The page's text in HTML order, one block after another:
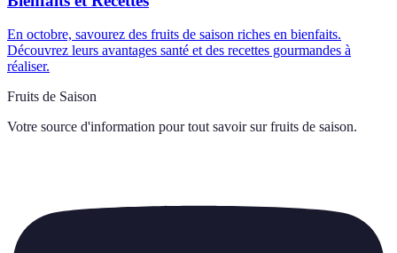
En octobre, savourez des fruits de saison riches en bienfaits.
Découvrez leurs avantages santé et des recettes gourmandes à
réaliser.
Fruits de Saison
Votre source d'information pour tout savoir sur fruits de saison.